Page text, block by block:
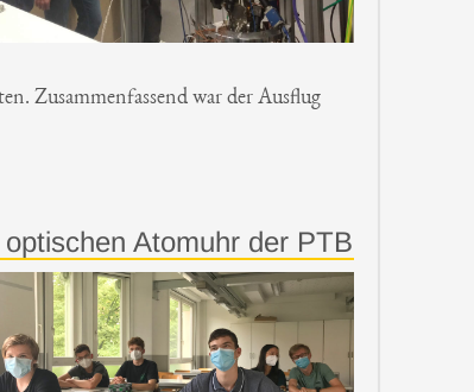
Zusammenfassend war der Ausflug
Atomuhr der PTB